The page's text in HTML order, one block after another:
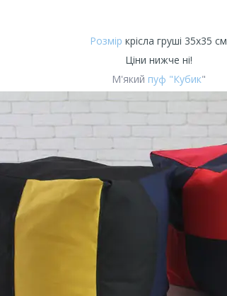
Розмір крісла груші 35x35 см
Ціни нижче ні!
М'який пуф "Кубик"